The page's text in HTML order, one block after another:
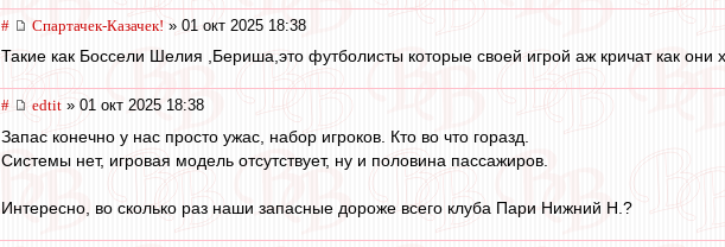
# Спартачек-Казачек! » 01 окт 2025 18:38
Такие как Боссели Шелия ,Бериша,это футболисты которые своей игрой аж кричат как
# edtit » 01 окт 2025 18:38
Запас конечно у нас просто ужас, набор игроков. Кто во что горазд.
Системы нет, игровая модель отсутствует, ну и половина пассажиров.
Интересно, во сколько раз наши запасные дороже всего клуба Пари Нижний Н.?